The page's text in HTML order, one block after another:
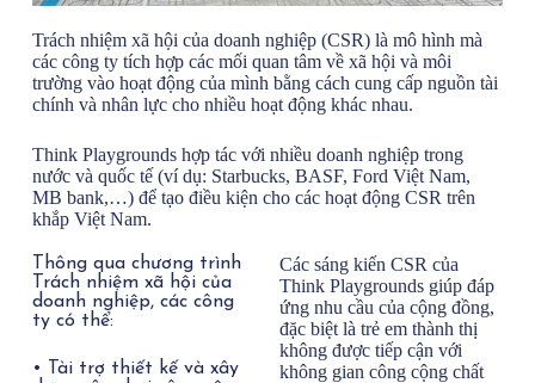
Trách nhiệm xã hội của doanh nghiệp (CSR) là mô hình mà
các công ty tích hợp các mối quan tâm về xã hội và môi
trường vào hoạt động của mình bằng cách cung cấp nguồn tài
chính và nhân lực cho nhiều hoạt động khác nhau.
Think Playgrounds hợp tác với nhiều doanh nghiệp trong
nước và quốc tế (ví dụ: Starbucks, BASF, Ford Việt Nam,
MB bank,…) để tạo điều kiện cho các hoạt động CSR trên
khắp Việt Nam.
Thông qua chương trình
Trách nhiệm xã hội của
doanh nghiệp, các công
ty có thể:
•
Tài trợ thiết kế và xây
Các sáng kiến ​​CSR của
Think Playgrounds giúp đáp
ứng nhu cầu của cộng đồng,
đặc biệt là trẻ em thành thị
không được tiếp cận với
không gian công cộng chất